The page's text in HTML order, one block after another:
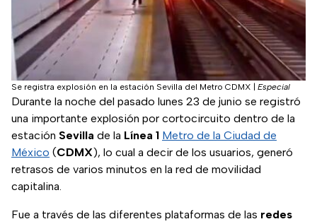
Se registra explosión en la estación Sevilla del Metro CDMX Especial
Durante la noche del pasado lunes 23 de junio se registró
una importante explosión por cortocircuito dentro de la
estación Sevilla de la Línea 1 Metro de la Ciudad de
México (CDMX), lo cual a decir de los usuarios, generó
retrasos de varios minutos en la red de movilidad
capitalina.
Fue a través de las diferentes plataformas de las redes